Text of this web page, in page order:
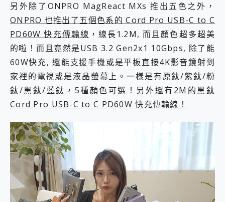
另外除了ONPRO MagReact MXs 推出五色之外，
ONPRO 也推出了五個色系的 Cord Pro USB-C to C
PD60W 快充傳輸線 ，線長1.2M, 而且顏色超多超美
的啦！而且竟然是USB 3.2 Gen2x1 10Gbps, 除了能
60W快充, 還能支援手機或是平板直接4K影音鏡射到
家裡的電視或是液晶螢幕上。一樣是有原鈦/紫鈦/粉
鈦/黑鈦/藍鈦，5種顏色可選！另外還有 2M的黑鈦
Cord Pro USB-C to C PD60W 快充傳輸線！